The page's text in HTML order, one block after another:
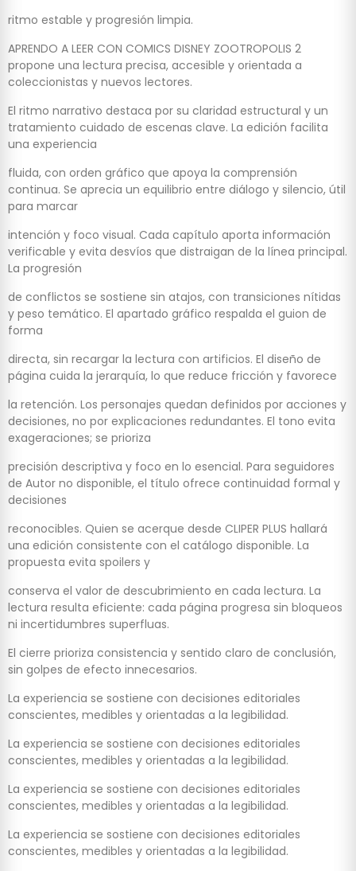
ritmo estable y progresión limpia.
APRENDO A LEER CON COMICS DISNEY ZOOTROPOLIS 2
propone una lectura precisa, accesible y orientada a
coleccionistas y nuevos lectores.
El ritmo narrativo destaca por su claridad estructural y un
tratamiento cuidado de escenas clave. La edición facilita
una experiencia
fluida, con orden gráfico que apoya la comprensión
continua. Se aprecia un equilibrio entre diálogo y silencio, útil
para marcar
intención y foco visual. Cada capítulo aporta información
verificable y evita desvíos que distraigan de la línea principal.
La progresión
de conflictos se sostiene sin atajos, con transiciones nítidas
y peso temático. El apartado gráfico respalda el guion de
forma
directa, sin recargar la lectura con artificios. El diseño de
página cuida la jerarquía, lo que reduce fricción y favorece
la retención. Los personajes quedan definidos por acciones y
decisiones, no por explicaciones redundantes. El tono evita
exageraciones; se prioriza
precisión descriptiva y foco en lo esencial. Para seguidores
de Autor no disponible, el título ofrece continuidad formal y
decisiones
reconocibles. Quien se acerque desde CLIPER PLUS hallará
una edición consistente con el catálogo disponible. La
propuesta evita spoilers y
conserva el valor de descubrimiento en cada lectura. La
lectura resulta eficiente: cada página progresa sin bloqueos
ni incertidumbres superfluas.
El cierre prioriza consistencia y sentido claro de conclusión,
sin golpes de efecto innecesarios.
La experiencia se sostiene con decisiones editoriales
conscientes, medibles y orientadas a la legibilidad.
La experiencia se sostiene con decisiones editoriales
conscientes, medibles y orientadas a la legibilidad.
La experiencia se sostiene con decisiones editoriales
conscientes, medibles y orientadas a la legibilidad.
La experiencia se sostiene con decisiones editoriales
conscientes, medibles y orientadas a la legibilidad.